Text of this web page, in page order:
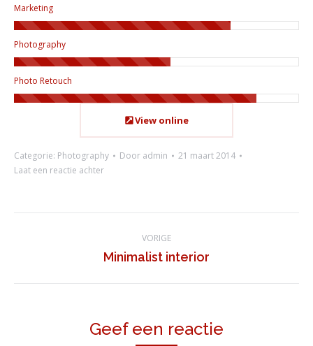
Marketing
Photography
Photo Retouch
View online
Categorie: Photography Door admin
21 maart 2014
Laat een reactie achter
navigation
VORIGE
Previous
Minimalist interior
Geef een reactie